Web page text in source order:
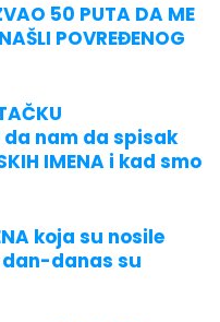
50 PUTA DA ME
POVREĐENOG
da nam da spisak
IMENA i kad smo
koja su nosile
dan-danas su